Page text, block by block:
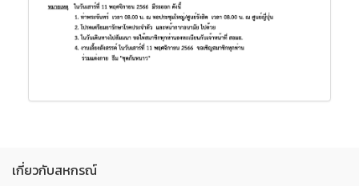
เกี่ยวกับสหกรณ์